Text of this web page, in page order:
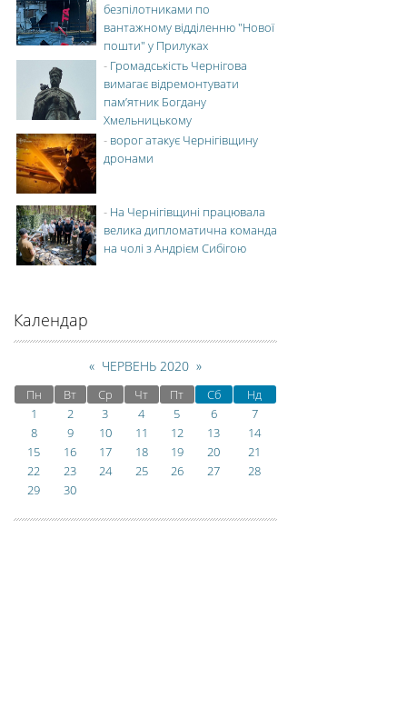
безпілотниками по
вантажному відділенню "Нової
пошти" у Прилуках
- Громадськість Чернігова
вимагає відремонтувати
пам’ятник Богдану
Хмельницькому
- ворог атакує Чернігівщину
дронами
- На Чернігівщині працювала
велика дипломатична команда
на чолі з Андрієм Сибігою
Календар
« ЧЕРВЕНЬ 2020 »
Пн Вт Ср Чт Пт Сб
Нд
1
2 3 4 5 6
7
8
9 10 11 12 13
14
15
16 17 18 19 20
21
22
23 24 25 26 27
28
29
30